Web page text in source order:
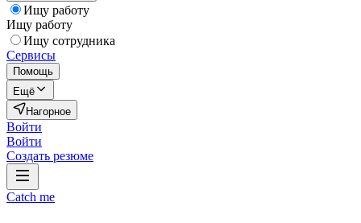
Ищу работу
Ищу работу
Ищу сотрудника
Сервисы
Помощь
Ещё
Нагорное
Войти
Войти
Создать резюме
Catch me